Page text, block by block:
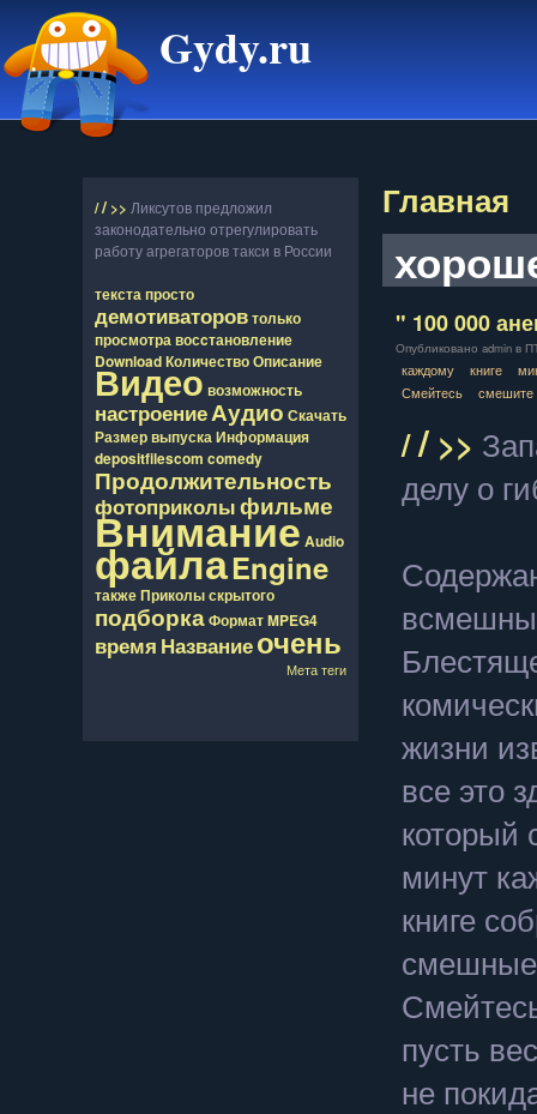
Gydy.ru
// >> Ликсутов предложил
законодательно отрегулировать
работу агрегаторов такси в России
текстапросто
демотиваторовтолько
просмотравосcтановление
DownloadКоличествоОписание
Видео возможность
настроениеАудио Скачать
РазмервыпускаИнформация
depositfilescom comedy
Продолжительность
фотоприколыфильме
ВниманиеAudio
файлаEngine
такжеПриколыскрытого
подборкаФорматMPEG4
время Названиеочень
Мета теги
Главная
" 100 000
Опубликовано admin в
каждому книге
Смейтесь
смешите
// >>
делу о
жизни
все это
который
минут
книге
пусть
не